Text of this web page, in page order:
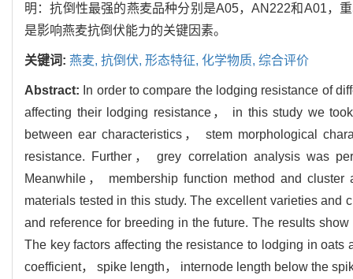
明：抗倒性最强的燕麦品种分别是A05，AN222和A01，
是影响燕麦抗倒伏能力的关键因素。
关键词: 燕麦, 抗倒伏, 形态特征, 化学物质, 综合评价
Abstract: In order to compare the lodging resistance of
affecting their lodging resistance， in this study we
between ear characteristics， stem morphological
resistance. Further， grey correlation analysis was
Meanwhile， membership function method and
materials tested in this study. The excellent varieties and
and reference for breeding in the future. The results
The key factors affecting the resistance to lodging in
coefficient， spike length， internode length below the